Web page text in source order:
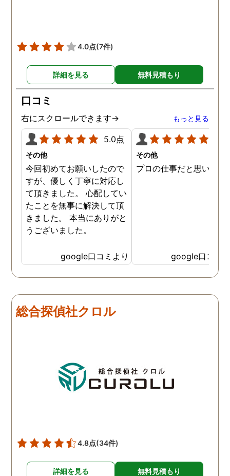
4.0点(7件)
詳細を見る 無料見積もり
口コミ
右にスクロールできます→ もっと見る
5.0点
その他
今回初めてお願いしたので
すが、優しく丁寧に対応し
て頂きました。 心配してい
たことを無事に解決して頂
きました。 本当にありがと
うございました。
google口コミより
その他
プロの仕事だと思います
google口コミ
総合探偵社クロル
4.8点(34件)
詳細を見る 無料見積もり